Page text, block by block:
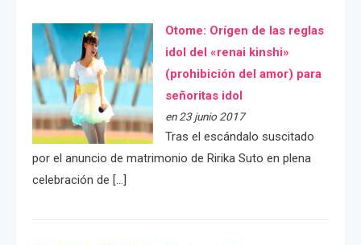
Otome: Orígen de las reglas
idol del «renai kinshi»
(prohibición del amor) para
señoritas idol
en 23 junio 2017
Tras el escándalo suscitado
por el anuncio de matrimonio de Ririka Suto en plena
celebración de […]